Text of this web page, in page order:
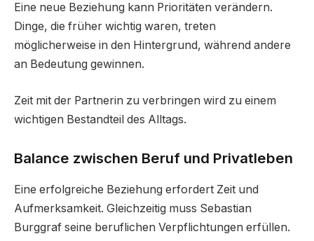
Eine neue Beziehung kann Prioritäten verändern.
Dinge, die früher wichtig waren, treten
möglicherweise in den Hintergrund, während andere
an Bedeutung gewinnen.
Zeit mit der Partnerin zu verbringen wird zu einem
wichtigen Bestandteil des Alltags.
Balance zwischen Beruf und Privatleben
Eine erfolgreiche Beziehung erfordert Zeit und
Aufmerksamkeit. Gleichzeitig muss Sebastian
Burggraf seine beruflichen Verpflichtungen erfüllen.